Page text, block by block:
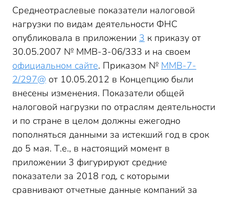
Среднеотраслевые показатели налоговой
нагрузки по видам деятельности ФНС
опубликовала в приложении 3 к приказу от
30.05.2007 № ММВ-3-06/333 и на своем
официальном сайте. Приказом № ММВ-7-
2/297@ от 10.05.2012 в Концепцию были
внесены изменения. Показатели общей
налоговой нагрузки по отраслям деятельности
и по стране в целом должны ежегодно
пополняться данными за истекший год в срок
до 5 мая. Т.е., в настоящий момент в
приложении 3 фигурируют средние
показатели за 2018 год, с которыми
сравнивают отчетные данные компаний за